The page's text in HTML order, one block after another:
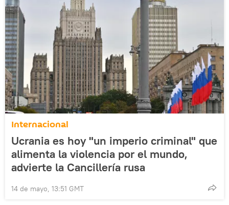
Internacional
Ucrania es hoy "un imperio criminal" que
alimenta la violencia por el mundo,
advierte la Cancillería rusa
14 de mayo, 13:51 GMT